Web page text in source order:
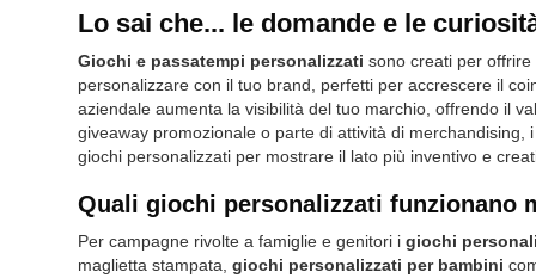
Lo sai che... le domande e le
Giochi e passatempi personalizzati sono creati per
personalizzare con il tuo brand, perfetti per accrescere il
aziendale aumenta la visibilità del tuo marchio, offrendo il
giveaway promozionale o parte di attività di merchandising,
giochi personalizzati per mostrare il lato più inventivo e
Quali giochi personalizzati funzionano
Per campagne rivolte a famiglie e genitori i giochi
maglietta stampata, giochi personalizzati per bambini